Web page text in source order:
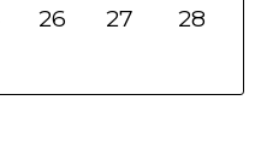
26 27
28